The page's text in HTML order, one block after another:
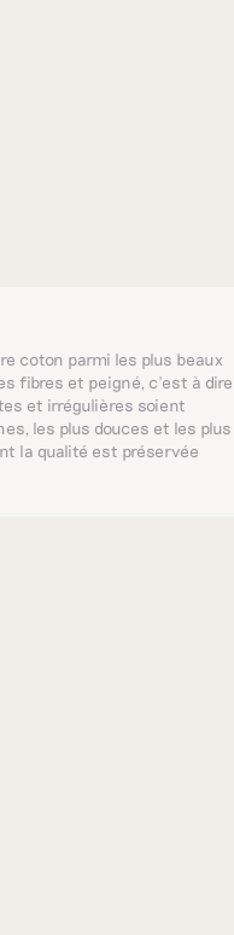
coton parmi les plus beaux
fibres et peigné, c’est à dire
et irrégulières soient
les plus douces et les plus
la qualité est préservée